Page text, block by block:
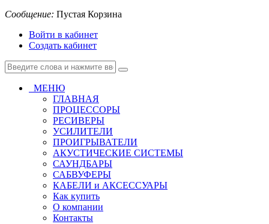
Сообщение: Пустая Корзина
Войти в кабинет
Создать кабинет
МЕНЮ
ГЛАВНАЯ
ПРОЦЕССОРЫ
РЕСИВЕРЫ
УСИЛИТЕЛИ
ПРОИГРЫВАТЕЛИ
АКУСТИЧЕСКИЕ СИСТЕМЫ
САУНДБАРЫ
САБВУФЕРЫ
КАБЕЛИ и АКСЕССУАРЫ
Как купить
О компании
Контакты